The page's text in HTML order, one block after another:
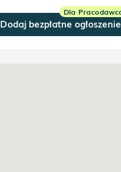
Dodaj bezpłatne ogłoszenie